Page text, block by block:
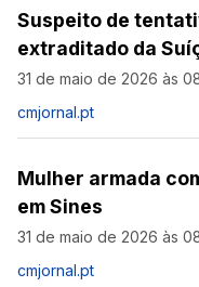
Suspeito de
extraditado da
31 de maio de 2026 às
cmjornal.pt
Mulher armada
em Sines
31 de maio de 2026 às
cmjornal.pt